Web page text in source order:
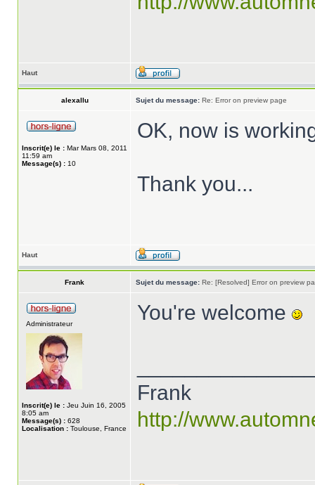
Haut
alexallu Sujet du message: Re: Error on preview page
Inscrit(e) le : Mar Mars 08, 2011
11:59 am
Message(s) : 10
OK, now is
Thank you...
Haut
Frank Sujet du message: Re: [Resolved] Error on preview
Administrateur
Inscrit(e) le : Jeu Juin 16, 2005
8:05 am
Message(s) : 628
Localisation : Toulouse, France
You're welcome
Frank
http://